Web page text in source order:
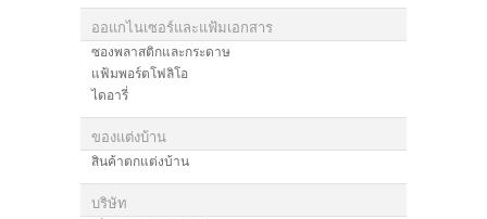
ออแกไนเซอร์และแฟ้มเอกสาร
ซองพลาสติกและกระดาษ
แฟ้มพอร์ตโฟลิโอ
ไดอารี่
ของแต่งบ้าน
สินค้าตกแต่งบ้าน
บริษัท